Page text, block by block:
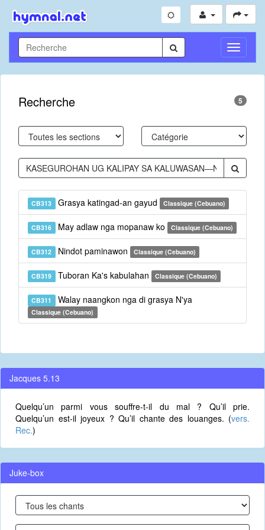
Toggle
Recherche 5
CB313 Grasya katingad-an gayud Classique (Cebuano)
CB316 May adlaw nga mopanaw ko Classique (Cebuano)
CB312 Nindot paminawon Classique (Cebuano)
CB319 Tuboran Ka's kabulahan Classique (Cebuano)
CB311 Walay naangkon nga di grasya N'ya
Classique (Cebuano)
Jacques 5.13
Quelqu’un parmi vous souffre-t-il du mal ? Qu’il prie.
Quelqu’un est-il joyeux ? Qu’il chante des louanges. (vers.
Rec.)
Juke-box